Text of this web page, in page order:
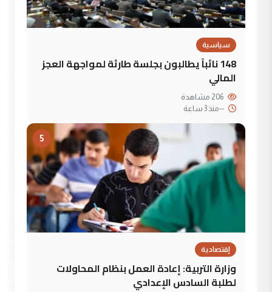
سياسية
148 نائباً يطالبون بجلسة طارئة لمواجهة العجز
المالي
--منذ 3 ساعة
5
إقتصادية
وزارة التربية: إعادة العمل بنظام المحاولات
لطلبة السادس الإعدادي